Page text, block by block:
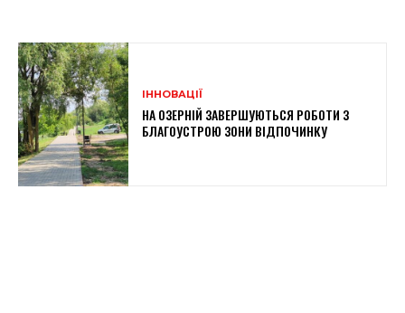
ІННОВАЦІЇ
НА ОЗЕРНІЙ ЗАВЕРШУЮТЬСЯ РОБОТИ З
БЛАГОУСТРОЮ ЗОНИ ВІДПОЧИНКУ